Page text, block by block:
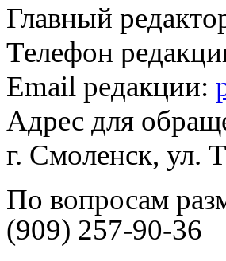
Главный
Телефон
Email редакции:
Адрес для
г. Смоленск, ул.
По вопросам
(909) 257-90-36